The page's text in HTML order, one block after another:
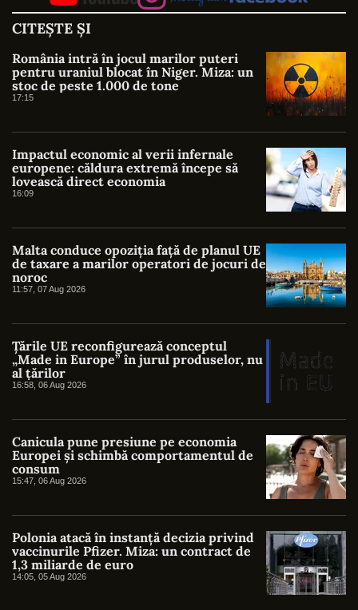
CITEȘTE ȘI
România intră în jocul marilor puteri
pentru uraniul blocat în Niger. Miza: un
stoc de peste 1.000 de tone
17:15
Impactul economic al verii infernale
europene: căldura extremă începe să
lovească direct economia
16:09
Malta conduce opoziția față de planul UE
de taxare a marilor operatori de jocuri de
noroc
11:57, 07 Aug 2026
Țările UE reconfigurează conceptul
„Made in Europe” în jurul produselor, nu
al țărilor
16:58, 06 Aug 2026
Canicula pune presiune pe economia
Europei și schimbă comportamentul de
consum
15:47, 06 Aug 2026
Polonia atacă în instanță decizia privind
vaccinurile Pfizer. Miza: un contract de
1,3 miliarde de euro
14:05, 05 Aug 2026